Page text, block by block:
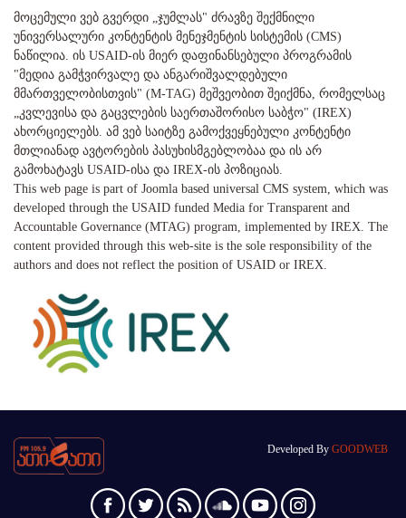
მოცემული ვებ გვერდი „ჯუმლას" ძრავზე შექმნილი
უნივერსალური კონტენტის მენეჯმენტის სისტემის (CMS)
ნაწილია. ის USAID-ის მიერ დაფინანსებული პროგრამის
"მედია გამჭვირვალე და ანგარიშვალდებული
მმართველობისთვის" (M-TAG) მეშვეობით შეიქმნა, რომელსაც
„კვლევისა და გაცვლების საერთაშორისო საბჭო" (IREX)
ახორციელებს. ამ ვებ საიტზე გამოქვეყნებული კონტენტი
მთლიანად ავტორების პასუხისმგებლობაა და ის არ
გამოხატავს USAID-ისა და IREX-ის პოზიციას.
This web page is part of Joomla based universal CMS system, which was
developed through the USAID funded Media for Transparent and
Accountable Governance (MTAG) program, implemented by IREX. The
content provided through this web-site is the sole responsibility of the
authors and does not reflect the position of USAID or IREX.
Developed By GOODWEB